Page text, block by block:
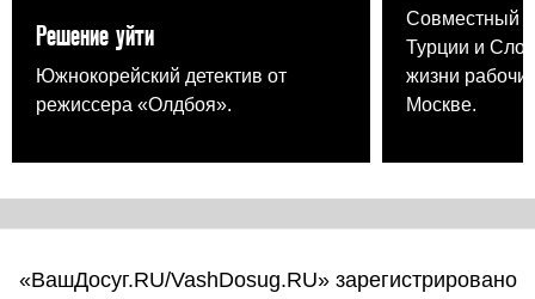
Решение уйти
Южнокорейский детектив от
режиссера «Олдбоя».
Совместный
Турции и
жизни
Москве.
«ВашДосуг.RU/VashDosug.RU» зарегистрировано